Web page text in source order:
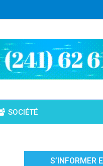
SOCIÉTÉ
S’INFORMER